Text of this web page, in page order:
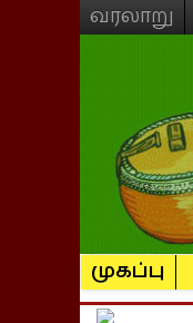
வரலாறு
முகப்பு